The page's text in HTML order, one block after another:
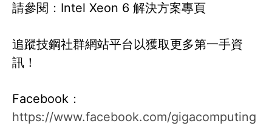
請參閱：Intel Xeon 6 解決方案專頁
追蹤技鋼社群網站平台以獲取更多第一手資
訊！
Facebook：
https://www.facebook.com/gigacomputing